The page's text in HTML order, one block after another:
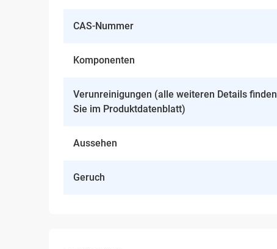
CAS-Nummer
Komponenten
Verunreinigungen (alle weiteren Details finden
Sie im Produktdatenblatt)
Aussehen
Geruch